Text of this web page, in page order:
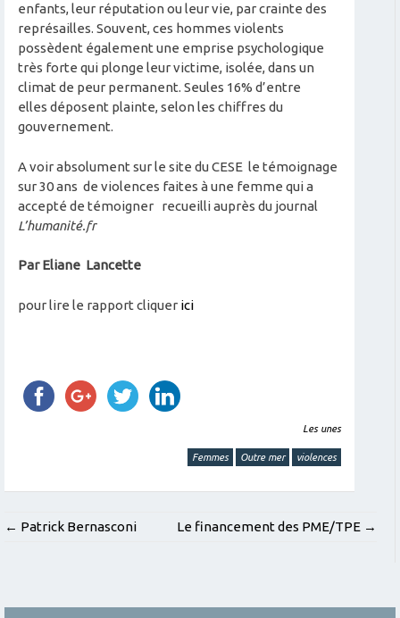
enfants, leur réputation ou leur vie, par crainte des
représailles. Souvent, ces hommes violents
possèdent également une emprise psychologique
très forte qui plonge leur victime, isolée, dans un
climat de peur permanent. Seules 16% d’entre
elles déposent plainte, selon les chiffres du
gouvernement.
A voir absolument sur le site du CESE le témoignage
sur 30 ans de violences faites à une femme qui a
accepté de témoigner recueilli auprès du journal
L’humanité.fr
Par Eliane Lancette
pour lire le rapport cliquer ici
Les unes
Femmes Outre mer violences
POST
← Patrick Bernasconi Le financement des PME/TPE →